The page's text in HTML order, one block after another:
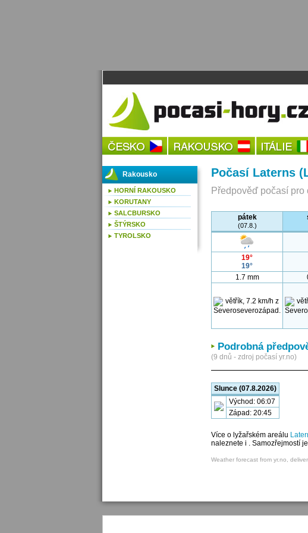
Počasí Laterns
Předpověď počasí pro
pátek
(07.8.)
19°
19°
1.7 mm
Podrobná
(9 dnů - zdroj počasí yr.no)
Slunce (07.8.2026)
Východ: 06:07
Západ: 20:45
Více o lyžařském areálu
naleznete i . Samozřejmostí
Weather forecast from yr.no,
Rakousko
HORNÍ RAKOUSKO
KORUTANY
SALCBURSKO
ŠTÝRSKO
TYROLSKO